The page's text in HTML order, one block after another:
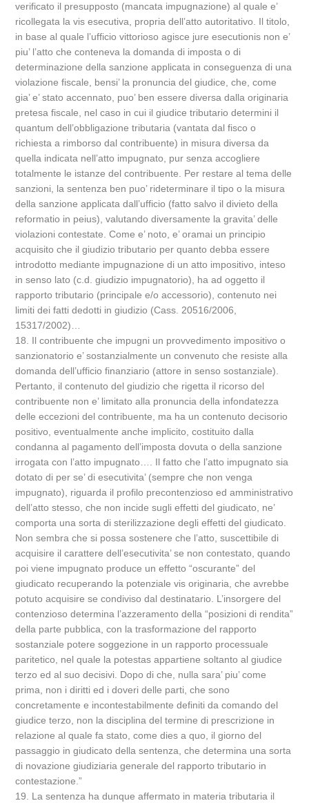
verificato il presupposto (mancata impugnazione) al quale e’
ricollegata la vis esecutiva, propria dell’atto autoritativo. Il titolo,
in base al quale l’ufficio vittorioso agisce jure esecutionis non e’
piu’ l’atto che conteneva la domanda di imposta o di
determinazione della sanzione applicata in conseguenza di una
violazione fiscale, bensi’ la pronuncia del giudice, che, come
gia’ e’ stato accennato, puo’ ben essere diversa dalla originaria
pretesa fiscale, nel caso in cui il giudice tributario determini il
quantum dell’obbligazione tributaria (vantata dal fisco o
richiesta a rimborso dal contribuente) in misura diversa da
quella indicata nell’atto impugnato, pur senza accogliere
totalmente le istanze del contribuente. Per restare al tema delle
sanzioni, la sentenza ben puo’ rideterminare il tipo o la misura
della sanzione applicata dall’ufficio (fatto salvo il divieto della
reformatio in peius), valutando diversamente la gravita’ delle
violazioni contestate. Come e’ noto, e’ oramai un principio
acquisito che il giudizio tributario per quanto debba essere
introdotto mediante impugnazione di un atto impositivo, inteso
in senso lato (c.d. giudizio impugnatorio), ha ad oggetto il
rapporto tributario (principale e/o accessorio), contenuto nei
limiti dei fatti dedotti in giudizio (Cass. 20516/2006,
15317/2002)…
18. Il contribuente che impugni un provvedimento impositivo o
sanzionatorio e’ sostanzialmente un convenuto che resiste alla
domanda dell’ufficio finanziario (attore in senso sostanziale).
Pertanto, il contenuto del giudizio che rigetta il ricorso del
contribuente non e’ limitato alla pronuncia della infondatezza
delle eccezioni del contribuente, ma ha un contenuto decisorio
positivo, eventualmente anche implicito, costituito dalla
condanna al pagamento dell’imposta dovuta o della sanzione
irrogata con l’atto impugnato…. Il fatto che l’atto impugnato sia
dotato di per se’ di esecutivita’ (sempre che non venga
impugnato), riguarda il profilo precontenzioso ed amministrativo
dell’atto stesso, che non incide sugli effetti del giudicato, ne’
comporta una sorta di sterilizzazione degli effetti del giudicato.
Non sembra che si possa sostenere che l’atto, suscettibile di
acquisire il carattere dell’esecutivita’ se non contestato, quando
poi viene impugnato produce un effetto “oscurante” del
giudicato recuperando la potenziale vis originaria, che avrebbe
potuto acquisire se condiviso dal destinatario. L’insorgere del
contenzioso determina l’azzeramento della “posizioni di rendita”
della parte pubblica, con la trasformazione del rapporto
sostanziale potere soggezione in un rapporto processuale
paritetico, nel quale la potestas appartiene soltanto al giudice
terzo ed al suo decisivi. Dopo di che, nulla sara’ piu’ come
prima, non i diritti ed i doveri delle parti, che sono
concretamente e incontestabilmente definiti da comando del
giudice terzo, non la disciplina del termine di prescrizione in
relazione al quale fa stato, come dies a quo, il giorno del
passaggio in giudicato della sentenza, che determina una sorta
di novazione giudiziaria generale del rapporto tributario in
contestazione.”
19. La sentenza ha dunque affermato in materia tributaria il